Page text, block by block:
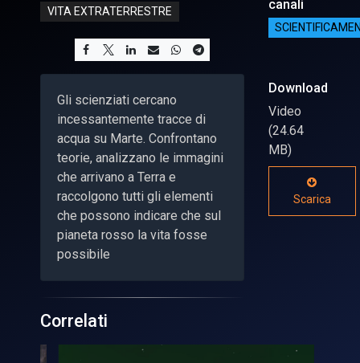
VITA EXTRATERRESTRE
Gli scienziati cercano
incessantemente tracce di
acqua su Marte. Confrontano
teorie, analizzano le immagini
che arrivano a Terra e
raccolgono tutti gli elementi
che possono indicare che sul
pianeta rosso la vita fosse
possibile
canali
Download
Video
(24.64
MB)
Scarica
Correlati